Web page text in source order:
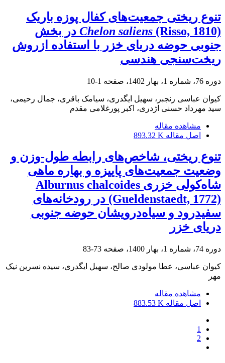
تنوع ریختی جمعیت‌های کفال پوزه باریک
Chelon saliens (Risso, 1810) در بخش
جنوبی حوضه دریای خزر با استفاده ازروش
ریخت‌سنجی هندسی
دوره 76، شماره 1، بهار 1402، صفحه 1-10
کیوان عباسی رنجبر، سهیل ایگدری، سیامک باقری، جمال رحیمی،
سید مهرداد حسنی اژدری، اکبر پورغلامی مقدم
مشاهده مقاله
اصل مقاله 893.32 K
تنوع ریختی، شاخص‌های رابطه طول-وزن و
وضعیت جمعیت‌های پاییزه و بهاره ماهی
شاه‌کولی خزری Alburnus chalcoides
(Gueldenstaedt, 1772) در رودخانه‌های
سفیدرود و سیاه‌درویشان حوضه جنوبی
دریای خزر
دوره 74، شماره 1، بهار 1400، صفحه 73-83
کیوان عباسی، عطا مولودی صالح، سهیل ایگدری، سیده نسرین نیک
مهر
مشاهده مقاله
اصل مقاله 883.53 K
1
2